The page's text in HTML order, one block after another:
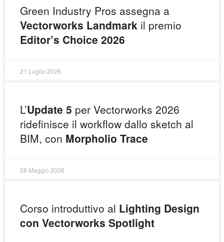
Green Industry Pros assegna a
Vectorworks Landmark il premio
Editor’s Choice 2026
21 Luglio 2026
L’Update 5 per Vectorworks 2026
ridefinisce il workflow dallo sketch al
BIM, con Morpholio Trace
28 Maggio 2026
Corso introduttivo al Lighting Design
con Vectorworks Spotlight